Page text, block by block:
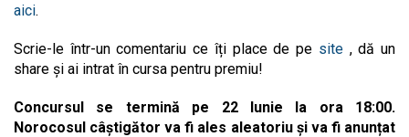
aici.
Scrie-le într-un comentariu ce îți place de pe site, dă un
share și ai intrat în cursa pentru premiu!
Concursul se termină pe 22 Iunie la ora 18:00.
Norocosul câștigător va fi ales aleatoriu și va fi anunțat